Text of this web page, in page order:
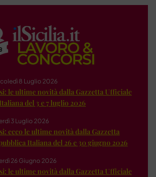
8 Luglio 2026
le ultime novità dalla Gazzetta Ufficiale
del 3 e 7 luglio 2026
3 Luglio 2026
ecco le ultime novità dalla Gazzetta
Italiana del 26 e 30 giugno 2026
26 Giugno 2026
le ultime novità dalla Gazzetta Ufficiale